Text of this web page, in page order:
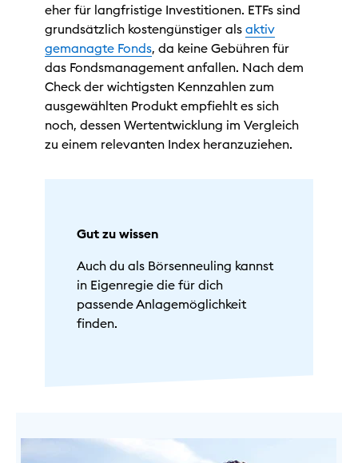
eher für langfristige Investitionen. ETFs sind
grundsätzlich kostengünstiger als aktiv
gemanagte Fonds, da keine Gebühren für
das Fondsmanagement anfallen. Nach dem
Check der wichtigsten Kennzahlen zum
ausgewählten Produkt empfiehlt es sich
noch, dessen Wertentwicklung im Vergleich
zu einem relevanten Index heranzuziehen.
Gut zu wissen
Auch du als Börsenneuling kannst
in Eigenregie die für dich
passende Anlagemöglichkeit
finden.